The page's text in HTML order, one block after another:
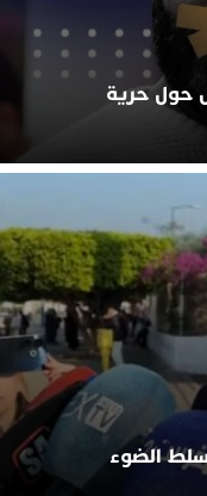
حول حرية
الضوء